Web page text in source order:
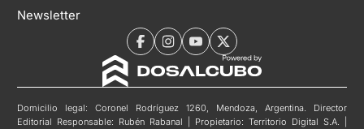
Newsletter
Domicilio legal: Coronel Rodríguez 1260, Mendoza, Argentina. Director
Editorial Responsable: Rubén Rabanal | Propietario: Territorio Digital S.A. |